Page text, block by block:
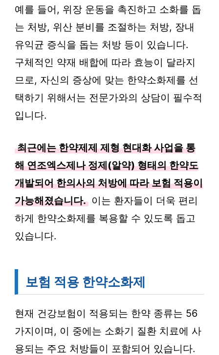
예를 들어, 위장 운동을 촉진하고 소화를 돕
는 처방, 위산 분비를 조절하는 처방, 장내
유익균 증식을 돕는 처방 등이 있습니다.
구체적인 약재 배합에 따라 효능이 달라지
므로, 자신의 증상에 맞는 한약소화제를 선
택하기 위해서는 전문가와의 상담이 필수적
입니다.
최근에는 한약제제 제형 현대화 사업을 통
해 연조엑스제나 정제(알약) 형태의 한약도
개발되어 한의사의 처방에 따라 보험 적용이
가능해졌습니다. 이는 환자들이 더욱 편리
하게 한약소화제를 복용할 수 있도록 돕고
있습니다.
보험 적용 한약소화제
현재 건강보험이 적용되는 한약 종류는 56
가지이며, 이 중에는 소화기 질환 치료에 사
용되는 주요 처방들이 포함되어 있습니다.